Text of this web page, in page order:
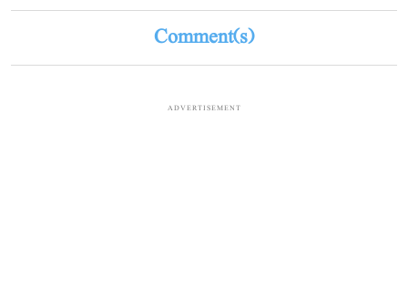
Comment(s)
ADVERTISEMENT